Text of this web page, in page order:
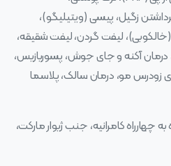
زگیل، پیسی (ویتیلیگو)،
(خالکوبی)، لیفت گردن، لیفت شقیقه،
آکنه و جای جوش، پسوریازیس،
زودرس مو، درمان سالک، پلاسما
به چهارراه کامرانیه، جنب ژیوار مارکت،